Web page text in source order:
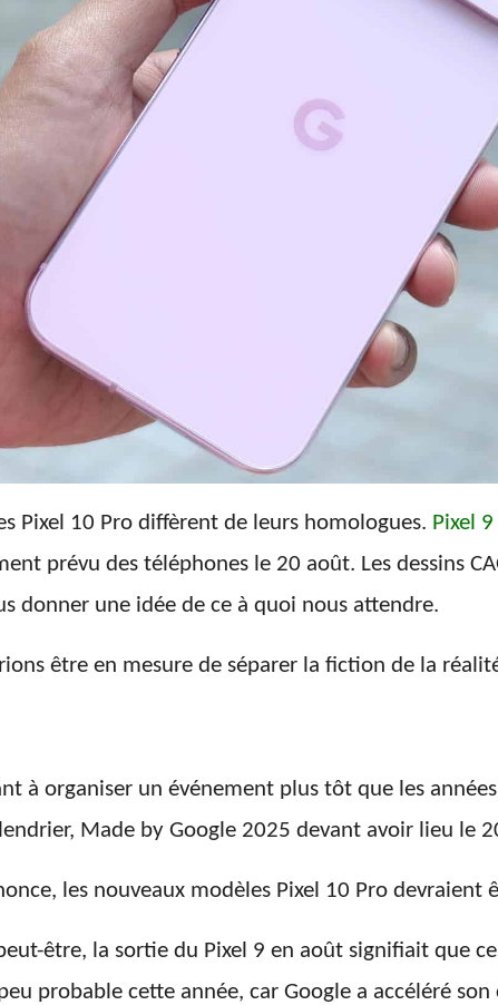
Pixel 10 Pro diffèrent de leurs homologues. Pixel
prévu des téléphones le 20 août. Les dessins
donner une idée de ce à quoi nous attendre.
être en mesure de séparer la fiction de la
à organiser un événement plus tôt que les
Made by Google 2025 devant avoir lieu le
les nouveaux modèles Pixel 10 Pro
être, la sortie du Pixel 9 en août signifiait que
probable cette année, car Google a accéléré